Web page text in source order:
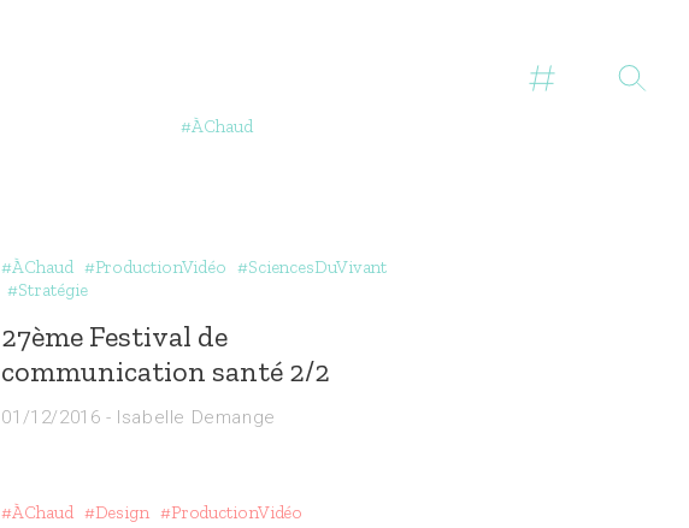
#ÀChaud
#ÀChaud #ProductionVidéo #SciencesDuVivant
#Stratégie
27ème Festival de
communication santé 2/2
01/12/2016 - Isabelle Demange
#ÀChaud #Design #ProductionVidéo